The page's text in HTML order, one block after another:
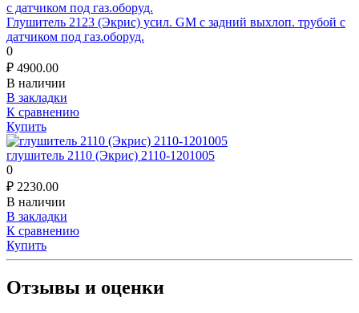
Глушитель 2123 (Экрис) усил. GM с задний выхлоп. трубой с
датчиком под газ.оборуд.
0
₽ 4900.00
В наличии
В закладки
К сравнению
Купить
глушитель 2110 (Экрис) 2110-1201005
0
₽ 2230.00
В наличии
В закладки
К сравнению
Купить
Отзывы и оценки